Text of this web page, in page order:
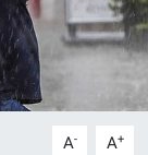
A- A+